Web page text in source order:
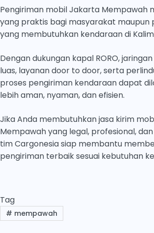
Pengiriman mobil Jakarta Mempawah
yang praktis bagi masyarakat maupun
yang membutuhkan kendaraan di
Dengan dukungan kapal RORO,
luas, layanan door to door, serta
proses pengiriman kendaraan dapat
lebih aman, nyaman, dan efisien.
Jika Anda membutuhkan jasa kirim
Mempawah yang legal, profesional,
tim Cargonesia siap membantu
pengiriman terbaik sesuai kebutuhan
Tag
# mempawah